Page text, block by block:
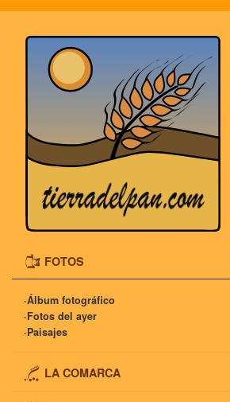
FOTOS
·Álbum fotográfico
·Fotos del ayer
·Paisajes
LA COMARCA